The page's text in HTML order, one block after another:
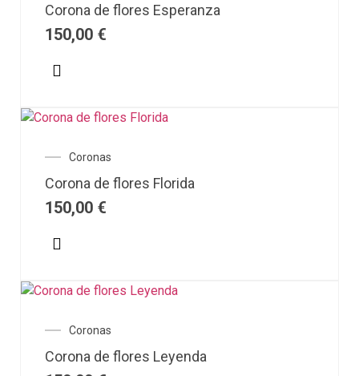
Corona de flores Esperanza
150,00 €
Coronas
Corona de flores Florida
150,00 €
Coronas
Corona de flores Leyenda